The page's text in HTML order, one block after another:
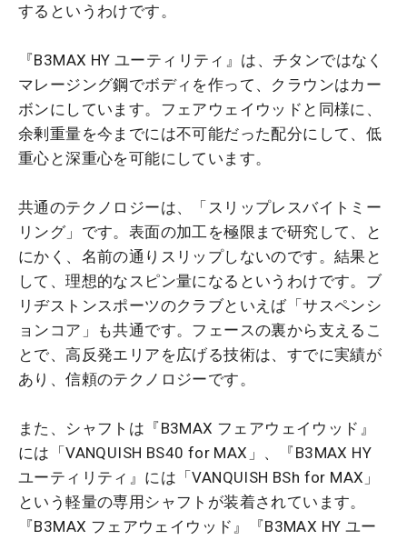
するというわけです。
『B3MAX HY ユーティリティ』は、チタンではなく
マレージング鋼でボディを作って、クラウンはカー
ボンにしています。フェアウェイウッドと同様に、
余剰重量を今までには不可能だった配分にして、低
重心と深重心を可能にしています。
共通のテクノロジーは、「スリップレスバイトミー
リング」です。表面の加工を極限まで研究して、と
にかく、名前の通りスリップしないのです。結果と
して、理想的なスピン量になるというわけです。ブ
リヂストンスポーツのクラブといえば「サスペンシ
ョンコア」も共通です。フェースの裏から支えるこ
とで、高反発エリアを広げる技術は、すでに実績が
あり、信頼のテクノロジーです。
また、シャフトは『B3MAX フェアウェイウッド』
には「VANQUISH BS40 for MAX」、『B3MAX HY
ユーティリティ』には「VANQUISH BSh for MAX」
という軽量の専用シャフトが装着されています。
『B3MAX フェアウェイウッド』『B3MAX HY ユー